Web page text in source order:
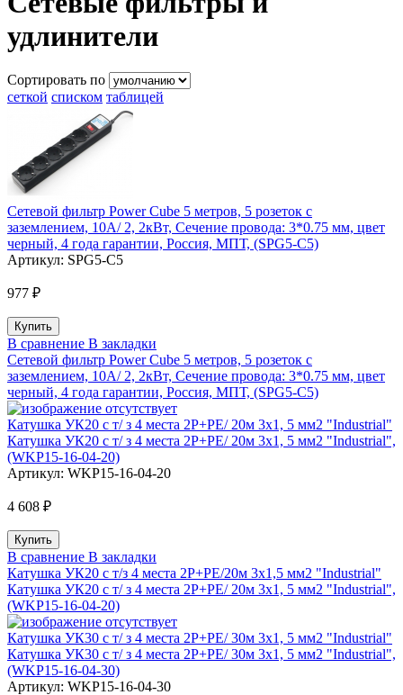
удлинители
Сортировать по
сеткой списком таблицей
Сетевой фильтр Power Cube 5 метров, 5 розеток с
заземлением, 10А/ 2, 2кВт, Сечение провода: 3*0.75 мм, цвет
черный, 4 года гарантии, Россия, МПТ, (SPG5-C5)
Артикул: SPG5-C5
977 ₽
В сравнение В закладки
Сетевой фильтр Power Cube 5 метров, 5 розеток с
заземлением, 10А/ 2, 2кВт, Сечение провода: 3*0.75 мм, цвет
черный, 4 года гарантии, Россия, МПТ, (SPG5-C5)
Катушка УК20 с т/ з 4 места 2Р+PЕ/ 20м 3х1, 5 мм2 "Industrial"
Катушка УК20 с т/ з 4 места 2Р+PЕ/ 20м 3х1, 5 мм2 "Industrial",
(WKP15-16-04-20)
Артикул: WKP15-16-04-20
4 608 ₽
В сравнение В закладки
Катушка УК20 с т/з 4 места 2Р+PЕ/20м 3х1,5 мм2 "Industrial"
Катушка УК20 с т/ з 4 места 2Р+PЕ/ 20м 3х1, 5 мм2 "Industrial",
(WKP15-16-04-20)
Катушка УК30 с т/ з 4 места 2Р+PЕ/ 30м 3х1, 5 мм2 "Industrial"
Катушка УК30 с т/ з 4 места 2Р+PЕ/ 30м 3х1, 5 мм2 "Industrial",
(WKP15-16-04-30)
Артикул: WKP15-16-04-30